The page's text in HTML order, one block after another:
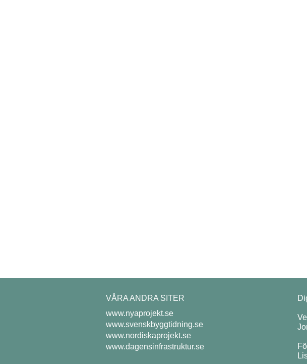
VÅRA ANDRA SITER
www.nyaprojekt.se
www.svenskbyggtidning.se
www.nordiskaprojekt.se
www.dagensinfrastruktur.se